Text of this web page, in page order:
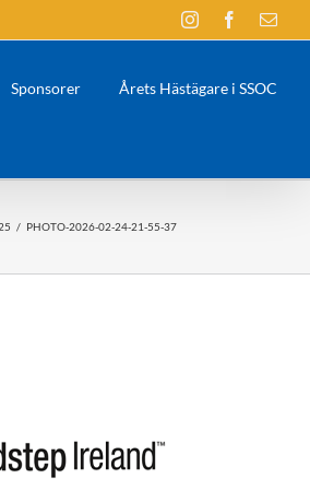
InstagramFacebook
E-
post
Sponsorer Årets Hästägare i SSOC
/ PHOTO-2026-02-24-21-55-37